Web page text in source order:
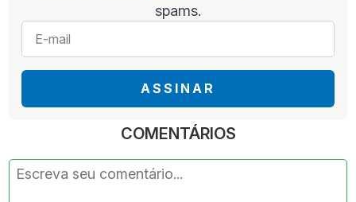
spams.
E-
mail
ASSINAR
COMENTÁRIOS